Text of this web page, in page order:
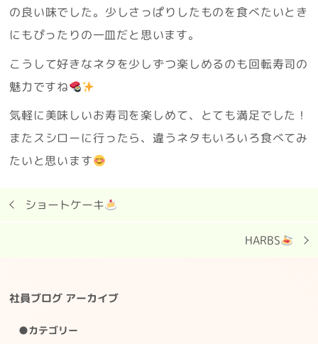
の良い味でした。少しさっぱりしたものを食べたいとき
にもぴったりの一皿だと思います。
こうして好きなネタを少しずつ楽しめるのも回転寿司の
魅力ですね
気軽に美味しいお寿司を楽しめて、とても満足でした！
またスシローに行ったら、違うネタもいろいろ食べてみ
たいと思います
ショートケーキ
HARBS
社員ブログ アーカイブ
●カテゴリー